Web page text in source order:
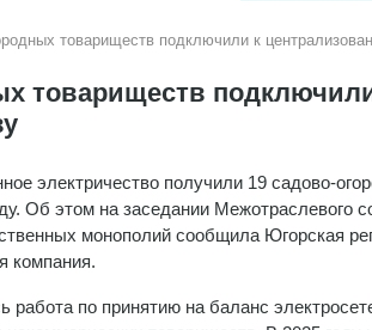
товариществ подключили к
товариществ
электричество получили 19 садово-
Об этом на заседании Межотраслевого
монополий сообщила Югорская
компания.
работа по принятию на баланс